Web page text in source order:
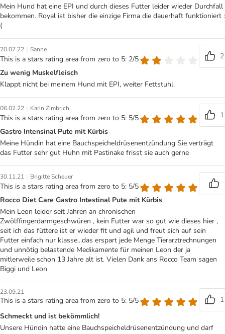
Mein Hund hat eine EPI und durch dieses Futter leider wieder Durchfall
bekommen. Royal ist bisher die einzige Firma die dauerhaft funktioniert :
(
20.07.22 | Sanne
This is a stars rating area from zero to 5: 2/5
2
Zu wenig Muskelfleisch
Klappt nicht bei meinem Hund mit EPI, weiter Fettstuhl.
06.02.22 | Karin Zimbrich
This is a stars rating area from zero to 5: 5/5
1
Gastro Intensinal Pute mit Kürbis
Meine Hündin hat eine Bauchspeicheldrüsenentzündung Sie verträgt
das Futter sehr gut Huhn mit Pastinake frisst sie auch gerne
30.11.21 | Brigitte Scheuer
This is a stars rating area from zero to 5: 5/5
Rocco Diet Care Gastro Intestinal Pute mit Kürbis
Mein Leon leider seit Jahren an chronischen
Zwölffingerdarmgeschwüren , kein Futter war so gut wie dieses hier ,
seit ich das füttere ist er wieder fit und agil und freut sich auf sein
Futter einfach nur klasse...das erspart jede Menge Tierarztrechnungen
und unnötig belastende Medikamente für meinen Leon der ja
mitlerweile schon 13 Jahre alt ist. Vielen Dank ans Rocco Team sagen
Biggi und Leon
23.09.21
This is a stars rating area from zero to 5: 5/5
1
Schmeckt und ist bekömmlich!
Unsere Hündin hatte eine Bauchspeicheldrüsenentzündung und darf